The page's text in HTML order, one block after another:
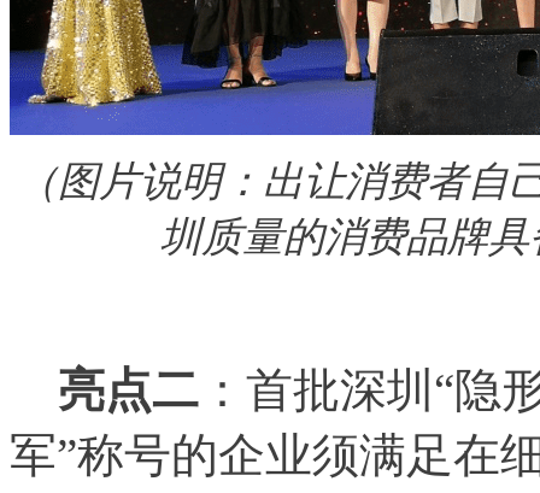
（图片说明：出让消费者
圳质量的消费品牌
亮点二 ：首批深圳“隐
军”称号的企业须满足在